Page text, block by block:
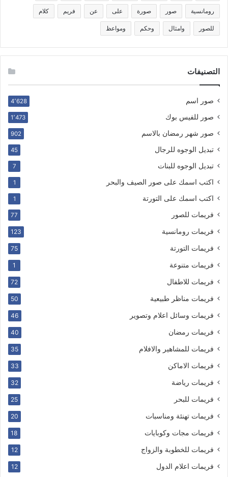
رومانسية صور صورة على عن فريم كلام
للصور وامثال وحكم ومواعظ
التصنيفات
صور اسم 4٬628
صور للفيس بوك 1٬473
صور شهر رمضان بالاسم 902
تبديل الوجوه للرجال 45
تبديل الوجوه للبنات 7
اكتب اسمك على صور الصيف والبحر 1
اكتب اسمك على التورتة 1
فريمات للصور 77
فريمات رومانسية 123
فريمات التورتة 75
فريمات متنوعة 1
فريمات للاطفال 72
فريمات مناظر طبيعية 50
فريمات وسائل اعلام وتصوير 46
فريمات رمضان 40
فريمات للمشاهير والافلام 35
فريمات الاماكن 33
فريمات رياضة 32
فريمات للبحر 25
فريمات تهنئة ومناسبات 20
فريمات مجات وكوبايات 18
فريمات للخطوبة والزواج 12
فريمات اعلام الدول 12